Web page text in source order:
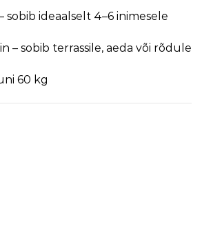
sobib ideaalselt 4–6 inimesele
– sobib terrassile, aeda või rõdule
60 kg